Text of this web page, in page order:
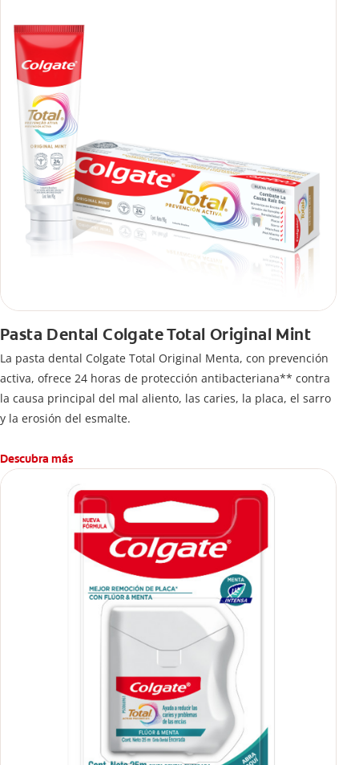
Pasta Dental Colgate Total Original Mint
La pasta dental Colgate Total Original Menta, con prevención
activa, ofrece 24 horas de protección antibacteriana** contra
la causa principal del mal aliento, las caries, la placa, el sarro
y la erosión del esmalte.
Descubra más